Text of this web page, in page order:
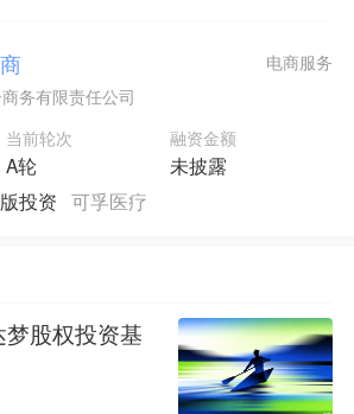
务有限责任公司
当前轮次
A轮
融资金额
未披露
电商服务
投资 可孚医疗
股权投资基